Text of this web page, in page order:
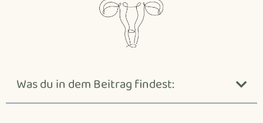
Was du in dem Beitrag findest: